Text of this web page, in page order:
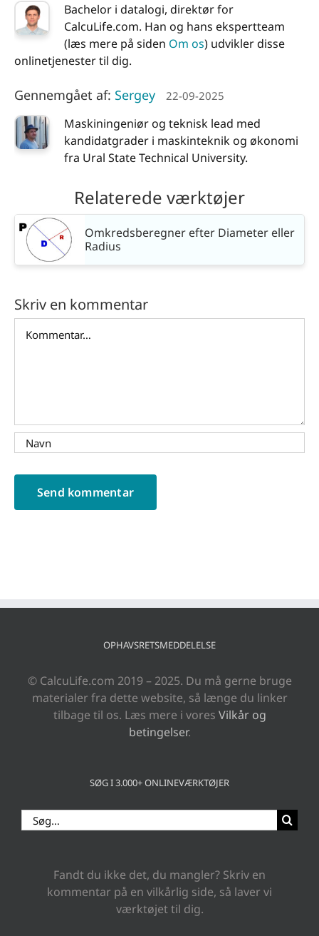
Bachelor i datalogi, direktør for
CalcuLife.com. Han og hans ekspertteam
(læs mere på siden Om os) udvikler disse
onlinetjenester til dig.
Gennemgået af: Sergey 22-09-2025
Maskiningeniør og teknisk lead med
kandidatgrader i maskinteknik og økonomi
fra Ural State Technical University.
Relaterede værktøjer
Omkredsberegner efter Diameter eller
Radius
Skriv en kommentar
OPHAVSRETSMEDDELELSE
© CalcuLife.com 2019 – 2025. Du må gerne bruge
materialer fra dette website, så længe du linker
tilbage til os. Læs mere i vores Vilkår og
betingelser.
SØG I 3.000+ ONLINEVÆRKTØJER
Søg
efter:
Fandt du ikke det, du mangler? Skriv en
kommentar på en vilkårlig side, så laver vi
værktøjet til dig.